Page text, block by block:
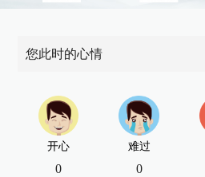
您此时的心情
开心
0
难过
0